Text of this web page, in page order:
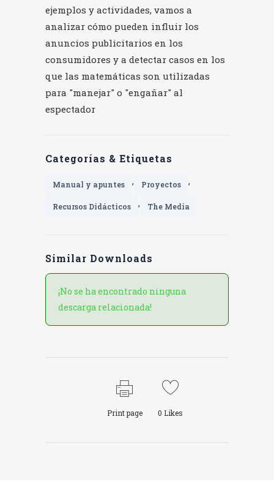
ejemplos y actividades, vamos a
analizar cómo pueden influir los
anuncios publicitarios en los
consumidores y a detectar casos en los
que las matemáticas son utilizadas
para "manejar" o "engañar" al
espectador
Categorías & Etiquetas
Manual y apuntes , Proyectos ,
Recursos Didácticos , The Media
Similar Downloads
¡No se ha encontrado ninguna
descarga relacionada!
Print page 0 Likes